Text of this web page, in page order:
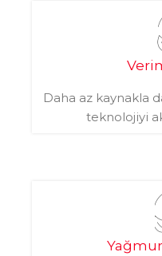
Daha az kaynakla
teknolojiyi
Yağmur